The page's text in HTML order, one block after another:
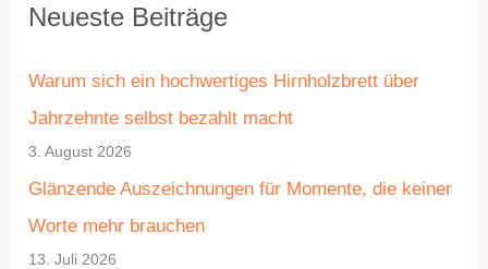
Neueste Beiträge
Warum sich ein hochwertiges Hirnholzbrett über
Jahrzehnte selbst bezahlt macht
3. August 2026
Glänzende Auszeichnungen für Momente, die keiner
Worte mehr brauchen
13. Juli 2026
a
e
g
o
r
i
r
h
i
v